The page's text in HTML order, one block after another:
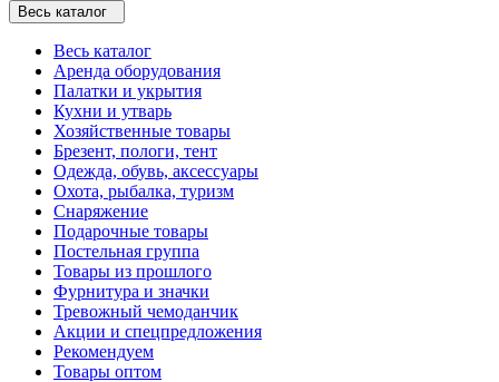
Весь каталог
Весь каталог
Аренда оборудования
Палатки и укрытия
Кухни и утварь
Хозяйственные товары
Брезент, пологи, тент
Одежда, обувь, аксессуары
Охота, рыбалка, туризм
Снаряжение
Подарочные товары
Постельная группа
Товары из прошлого
Фурнитура и значки
Тревожный чемоданчик
Акции и спецпредложения
Рекомендуем
Товары оптом